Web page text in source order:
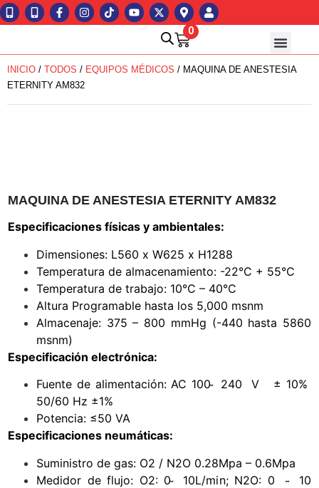
0
INICIO / TODOS / EQUIPOS MÉDICOS / MAQUINA DE ANESTESIA
ETERNITY AM832
MAQUINA DE ANESTESIA ETERNITY AM832
Especificaciones físicas y ambientales:
Dimensiones: L560 x W625 x H1288
Temperatura de almacenamiento: -22°C + 55°C
Temperatura de trabajo: 10°C – 40°C
Altura Programable hasta los 5,000 msnm
Almacenaje: 375 – 800 mmHg (-440 hasta 5860
msnm)
Especificación electrónica:
Fuente de alimentación: AC 100 ̴ 240 V ± 10%
50/60 Hz ±1%
Potencia: ≤50 VA
Especificaciones neumáticas:
Suministro de gas: O2 / N2O 0.28Mpa – 0.6Mpa
Medidor de flujo: O2: 0 ̴ 10L/min; N2O: 0 ̴ 10